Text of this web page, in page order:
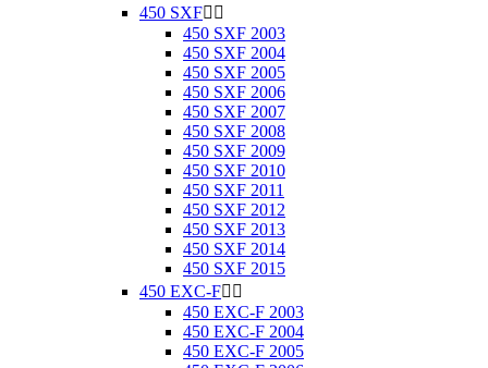
450 SXF 
450 SXF 2003
450 SXF 2004
450 SXF 2005
450 SXF 2006
450 SXF 2007
450 SXF 2008
450 SXF 2009
450 SXF 2010
450 SXF 2011
450 SXF 2012
450 SXF 2013
450 SXF 2014
450 SXF 2015
450 EXC-F 
450 EXC-F 2003
450 EXC-F 2004
450 EXC-F 2005